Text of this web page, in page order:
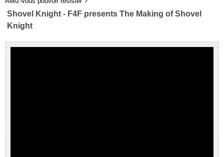
Shovel Knight - F4F presents The Making of Shovel
Knight